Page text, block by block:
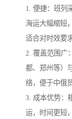
1. 便捷：班列
海运大幅缩短
适合对时效要
2. 覆盖范围广
都、郑州等）
络，便于中俄
3. 成本优势：
运，时间更短